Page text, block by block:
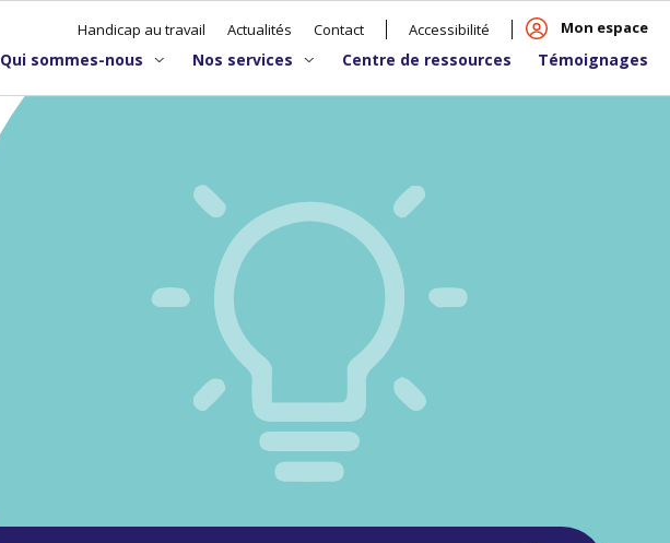
Handicap au travail Actualités Contact Accessibilité Mon espace
Qui sommes-nous Nos services Centre de ressources Témoignages